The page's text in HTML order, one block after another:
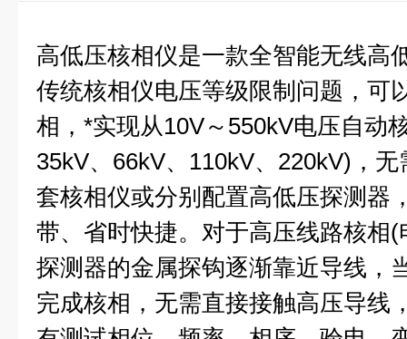
高低压核相仪是一款全智能无线高
传统核相仪电压等级限制问题，可
相，*实现从10V～550kV电压自动
35kV、66kV、110kV、220kV)，
套核相仪或分别配置高低压探测器
带、省时快捷。对于高压线路核相
探测器的金属探钩逐渐靠近导线，
完成核相，无需直接接触高压导线